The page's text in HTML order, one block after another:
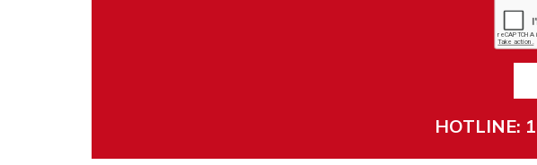
HOTLINE: